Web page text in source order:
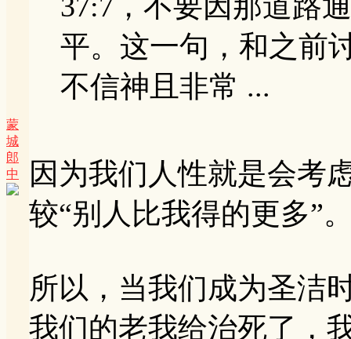
蒙
城
郎
中
平。这一句，和之前
不信神且非常 ...
因为我们人性就是会考
较“别人比我得的更多”
所以，当我们成为圣洁
我们的老我给治死了，